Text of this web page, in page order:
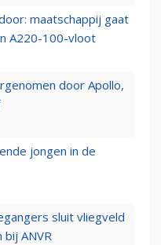
maatschappij gaat
A220-100-vloot
door Apollo,
jongen in de
sluit vliegveld
bij ANVR